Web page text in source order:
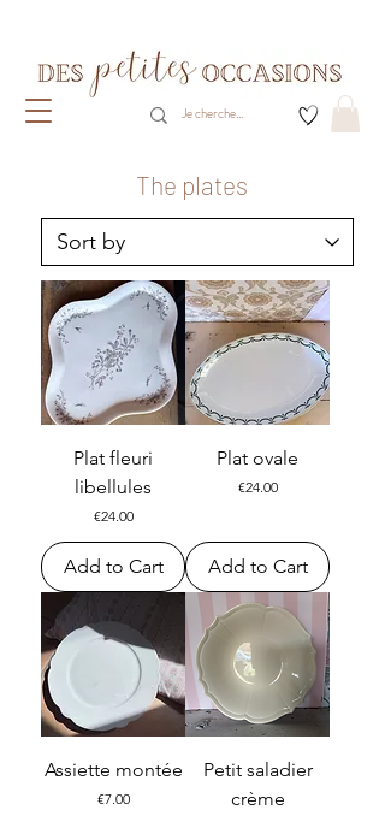
The plates
Plat fleuri
libellules
Price
€24.00
Add to Cart
Plat ovale
Price
€24.00
Add to Cart
Assiette montée
Price
€7.00
Petit saladier
crème